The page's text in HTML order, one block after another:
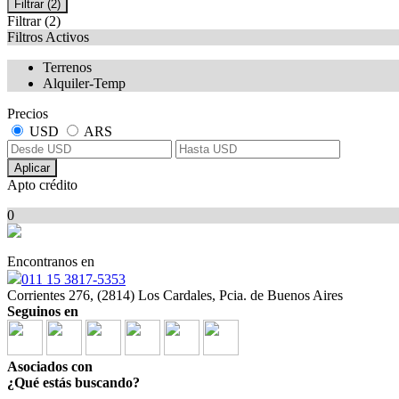
Filtrar (2)
Filtrar (2)
Filtros Activos
Terrenos
Alquiler-Temp
Precios
USD
ARS
Aplicar
Apto crédito
0
Encontranos en
011 15 3817-5353
Corrientes 276, (2814) Los Cardales, Pcia. de Buenos Aires
Seguinos en
Asociados con
¿Qué estás buscando?